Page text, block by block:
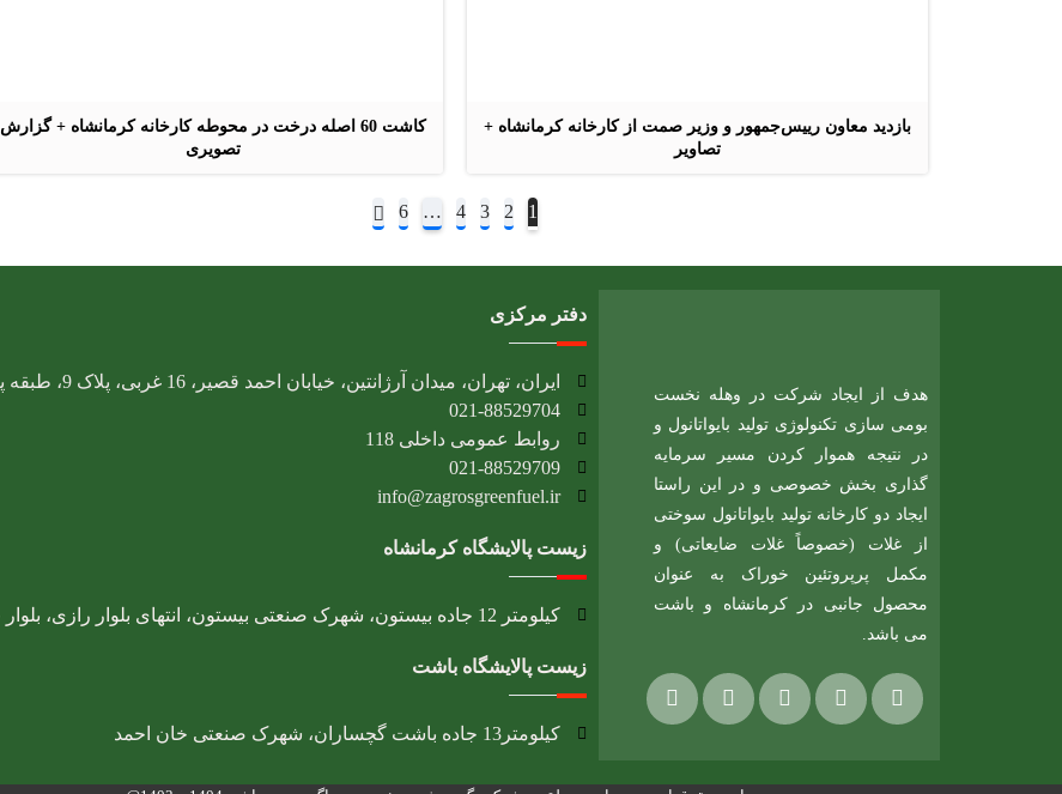
بازدید معاون رییس‌جمهور و وزیر صمت از کارخانه کرمانشاه +
تصاویر
کاشت 60 اصله درخت در محوطه کارخانه کرمانشاه + گزارش
تصویری
1
2
3
4
…
6
هدف از ایجاد شرکت در وهله نخست
بومی سازی تکنولوژی تولید بایواتانول و
در نتیجه هموار کردن مسیر سرمایه
گذاری بخش خصوصی و در این راستا
ایجاد دو کارخانه تولید بایواتانول سوختی
از غلات (خصوصاً غلات ضایعاتی) و
مکمل پرپروتئین خوراک به عنوان
محصول جانبی در کرمانشاه و باشت
می باشد.
دفتر مرکزی
ایران، تهران، میدان آرژانتین، خیابان احمد قصیر، 16 غربی، پلاک 9، طبقه پنجم
021-88529704
روابط عمومی داخلی 118
021-88529709
info@zagrosgreenfuel.ir​
زیست پالایشگاه کرمانشاه
کیلومتر 12 جاده بیستون، شهرک صنعتی بیستون، انتهای بلوار رازی، بلوار خوارزمی
زیست پالایشگاه باشت
کیلومتر13 جاده باشت گچساران، شهرک صنعتی خان احمد